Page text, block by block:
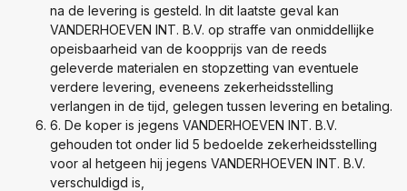
na de levering is gesteld. In dit laatste geval kan
VANDERHOEVEN INT. B.V. op straffe van onmiddellijke
opeisbaarheid van de koopprijs van de reeds
geleverde materialen en stopzetting van eventuele
verdere levering, eveneens zekerheidsstelling
verlangen in de tijd, gelegen tussen levering en betaling.
6. De koper is jegens VANDERHOEVEN INT. B.V.
gehouden tot onder lid 5 bedoelde zekerheidsstelling
voor al hetgeen hij jegens VANDERHOEVEN INT. B.V.
verschuldigd is,